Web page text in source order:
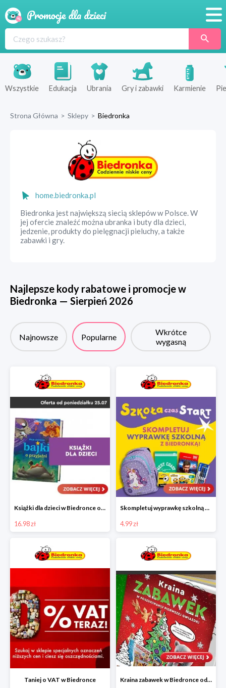
Produkty
Sklepy
Wszystkie Edukacja Ubrania Gry i zabawki Karmienie
Strona Główna > Sklepy > Biedronka
home.biedronka.pl
Biedronka jest największą siecią sklepów w Polsce. W
jej ofercie znaleźć można ubranka i buty dla dzieci,
jedzenie, produkty do pielęgnacji pieluchy, a także
zabawki i gry.
Najlepsze kody rabatowe i promocje w
Biedronka — Sierpień 2026
Najnowsze Popularne
Wkrótce
wygasną
Książki dla dzieci w Biedronce od 16,99 zł
16.98 zł
Skompletuj wyprawkę szkolną z Biedronką od 4,99 zł
4.99 zł
Taniej o VAT w Biedronce Kraina zabawek w Biedronce od 19,99 zł